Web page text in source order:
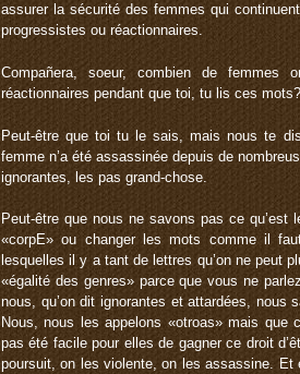
assurer la sécurité des femmes qui
progressistes ou réactionnaires.
Compañera, soeur, combien de femmes
réactionnaires pendant que toi, tu lis ces
Peut-être que toi tu le sais, mais nous te
femme n’a été assassinée depuis de
ignorantes, les pas grand-chose.
Peut-être que nous ne savons pas ce
«corpE» ou changer les mots comme il
lesquelles il y a tant de lettres qu’on ne peut
«égalité des genres» parce que vous ne
nous, qu’on dit ignorantes et attardées, nous
Nous, nous les appelons «otroas» mais que
pas été facile pour elles de gagner ce droit
poursuit, on les violente, on les assassine.